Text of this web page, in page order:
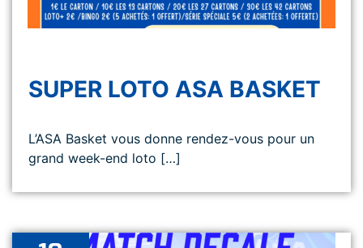
SUPER LOTO ASA BASKET
L’ASA Basket vous donne rendez-vous pour un
grand week-end loto […]